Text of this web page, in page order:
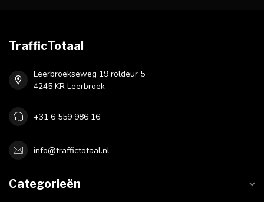
TrafficTotaal
Leerbroekseweg 19 roldeur 5
4245 KR Leerbroek
+31 6 559 986 16
info@traffictotaal.nl
Categorieën